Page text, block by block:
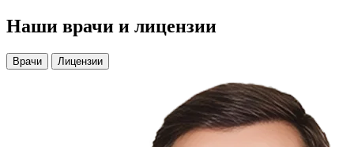
Наши врачи и лицензии
Врачи Лицензии